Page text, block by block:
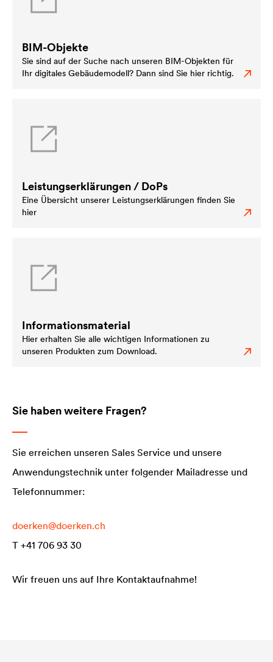
BIM-Objekte
Sie sind auf der Suche nach unseren BIM-Objekten für
Ihr digitales Gebäudemodell? Dann sind Sie hier richtig.
Leistungserklärungen / DoPs
Eine Übersicht unserer Leistungserklärungen finden Sie
hier
Informationsmaterial
Hier erhalten Sie alle wichtigen Informationen zu
unseren Produkten zum Download.
Sie haben weitere Fragen?
Sie erreichen unseren Sales Service und unsere
Anwendungstechnik unter folgender Mailadresse und
Telefonnummer:
doerken@doerken.ch
T +41 706 93 30
Wir freuen uns auf Ihre Kontaktaufnahme!